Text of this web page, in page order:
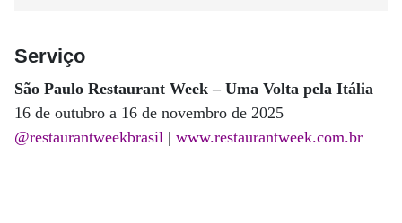
Serviço
São Paulo Restaurant Week – Uma Volta pela Itália
16 de outubro a 16 de novembro de 2025
@restaurantweekbrasil | www.restaurantweek.com.br